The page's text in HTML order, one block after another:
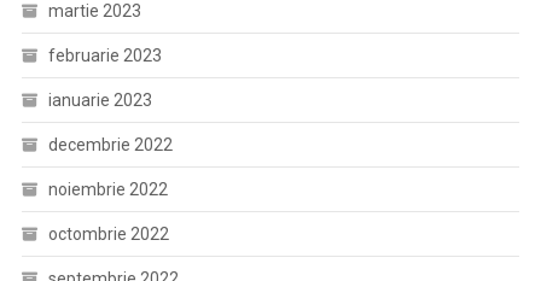
martie 2023
februarie 2023
ianuarie 2023
decembrie 2022
noiembrie 2022
octombrie 2022